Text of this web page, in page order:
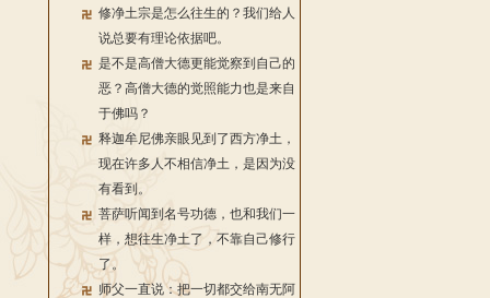
修净土宗是怎么往生的？我们给人
说总要有理论依据吧。
是不是高僧大德更能觉察到自己的
恶？高僧大德的觉照能力也是来自
于佛吗？
释迦牟尼佛亲眼见到了西方净土，
现在许多人不相信净土，是因为没
有看到。
菩萨听闻到名号功德，也和我们一
样，想往生净土了，不靠自己修行
了。
师父一直说：把一切都交给南无阿